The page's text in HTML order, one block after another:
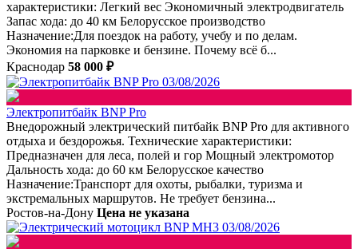
характеристики: Легкий вес Экономичный электродвигатель
Запас хода: до 40 км Белорусское производство
Назначение:Для поездок на работу, учебу и по делам.
Экономия на парковке и бензине. Почему всё б...
Краснодар 58 000 ₽
03/08/2026
Электропитбайк BNP Pro
Внедорожный электрический питбайк BNP Pro для активного
отдыха и бездорожья. Технические характеристики:
Предназначен для леса, полей и гор Мощный электромотор
Дальность хода: до 60 км Белорусское качество
Назначение:Транспорт для охоты, рыбалки, туризма и
экстремальных маршрутов. Не требует бензина...
Ростов-на-Дону Цена не указана
03/08/2026